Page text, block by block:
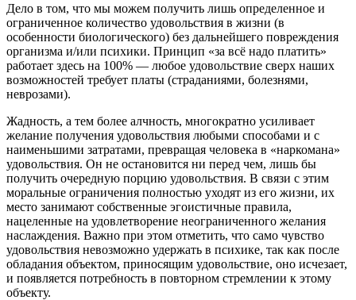
Дело в том, что мы можем получить лишь определенное и
ограниченное количество удовольствия в жизни (в
особенности биологического) без дальнейшего повреждения
организма и/или психики. Принцип «за всё надо платить»
работает здесь на 100% — любое удовольствие сверх наших
возможностей требует платы (страданиями, болезнями,
неврозами).
Жадность, а тем более алчность, многократно усиливает
желание получения удовольствия любыми способами и с
наименьшими затратами, превращая человека в «наркомана»
удовольствия. Он не остановится ни перед чем, лишь бы
получить очередную порцию удовольствия. В связи с этим
моральные ограничения полностью уходят из его жизни, их
место занимают собственные эгоистичные правила,
нацеленные на удовлетворение неограниченного желания
наслаждения. Важно при этом отметить, что само чувство
удовольствия невозможно удержать в психике, так как после
обладания объектом, приносящим удовольствие, оно исчезает,
и появляется потребность в повторном стремлении к этому
объекту.